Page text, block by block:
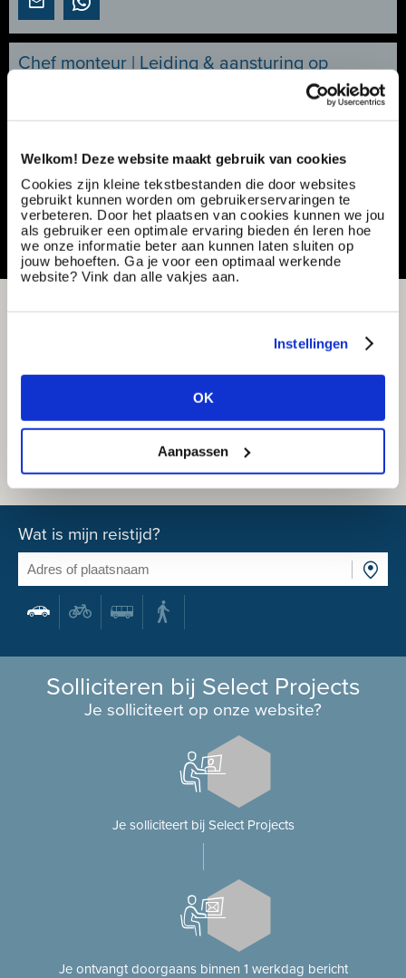
Welkom! Deze website maakt gebruik van cookies
Cookies zijn kleine tekstbestanden die door websites
gebruikt kunnen worden om gebruikerservaringen te
verbeteren. Door het plaatsen van cookies kunnen we jou
als gebruiker een optimale ervaring bieden én leren hoe
we onze informatie beter aan kunnen laten sluiten op
jouw behoeften. Ga je voor een optimaal werkende
website? Vink dan alle vakjes aan.
Instellingen
OK
Aanpassen
Chef monteur | Leiding & aansturing op
Vacature delen of bewaren
Wat is mijn reistijd?
Solliciteren bij Select Projects
Je solliciteert op onze website?
Je solliciteert bij Select Projects
Je ontvangt doorgaans binnen 1 werkdag bericht